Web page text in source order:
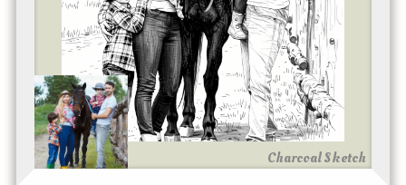
Charcoal Sketch